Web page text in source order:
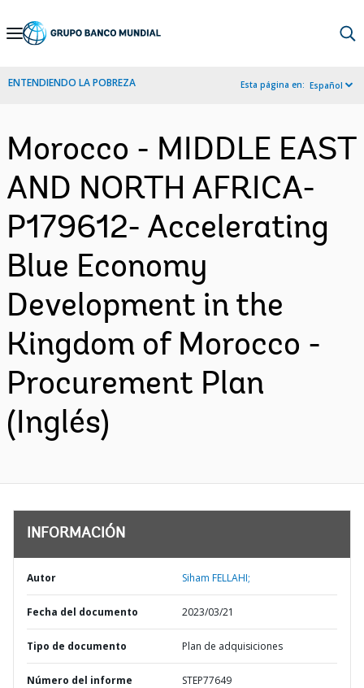
Skip
Navigation
ENTENDIENDO LA POBREZA Esta página en: Español
Morocco - MIDDLE EAST
AND NORTH AFRICA-
P179612- Accelerating
Blue Economy
Development in the
Kingdom of Morocco -
Procurement Plan
(Inglés)
INFORMACIÓN
Autor Siham FELLAHI;
Fecha del documento 2023/03/21
Tipo de documento Plan de adquisiciones
Número del informe STEP77649